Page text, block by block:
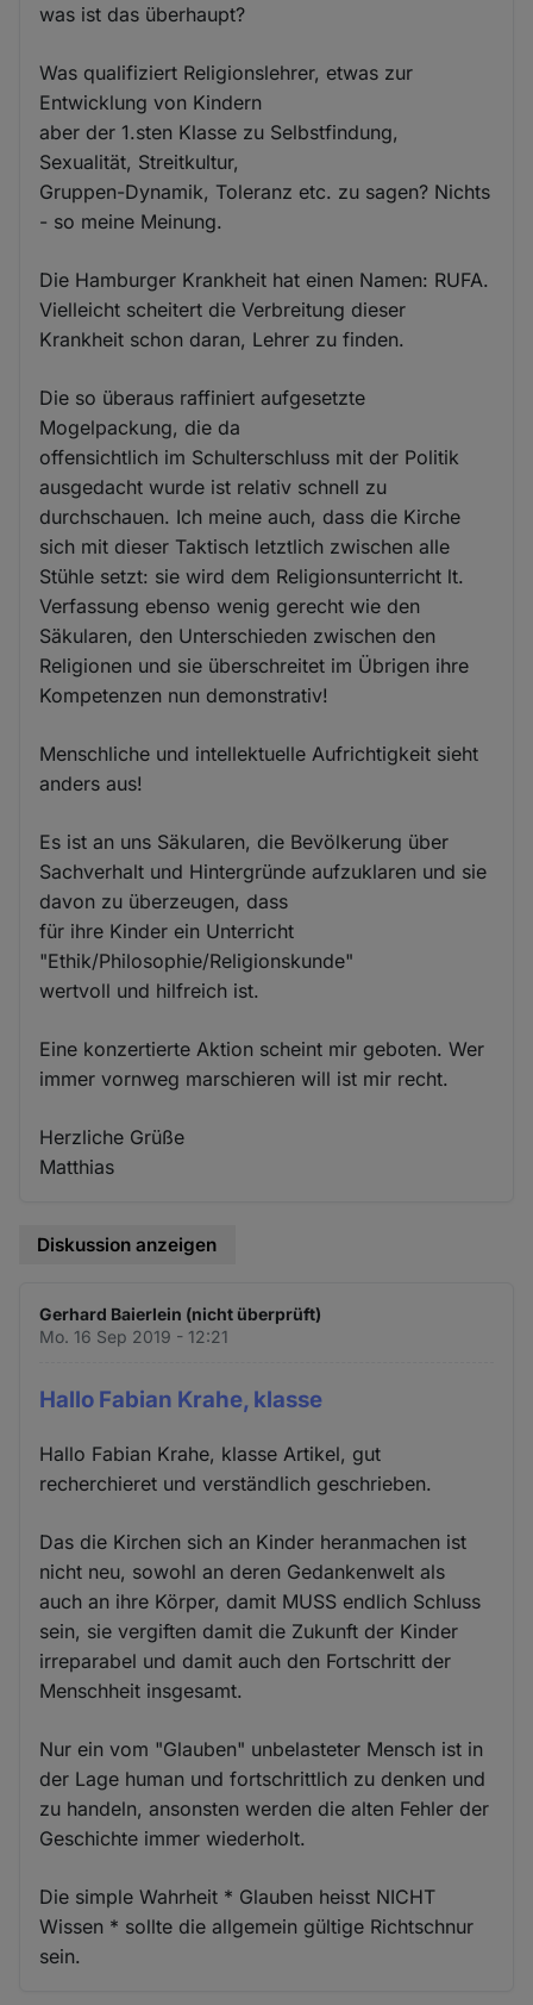
was ist das überhaupt?
Was qualifiziert Religionslehrer, etwas zur
Entwicklung von Kindern
aber der 1.sten Klasse zu Selbstfindung,
Sexualität, Streitkultur,
Gruppen-Dynamik, Toleranz etc. zu sagen? Nichts
- so meine Meinung.
Die Hamburger Krankheit hat einen Namen: RUFA.
Vielleicht scheitert die Verbreitung dieser
Krankheit schon daran, Lehrer zu finden.
Die so überaus raffiniert aufgesetzte
Mogelpackung, die da
offensichtlich im Schulterschluss mit der Politik
ausgedacht wurde ist relativ schnell zu
durchschauen. Ich meine auch, dass die Kirche
sich mit dieser Taktisch letztlich zwischen alle
Stühle setzt: sie wird dem Religionsunterricht lt.
Verfassung ebenso wenig gerecht wie den
Säkularen, den Unterschieden zwischen den
Religionen und sie überschreitet im Übrigen ihre
Kompetenzen nun demonstrativ!
Menschliche und intellektuelle Aufrichtigkeit sieht
anders aus!
Es ist an uns Säkularen, die Bevölkerung über
Sachverhalt und Hintergründe aufzuklaren und sie
davon zu überzeugen, dass
für ihre Kinder ein Unterricht
"Ethik/Philosophie/Religionskunde"
wertvoll und hilfreich ist.
Eine konzertierte Aktion scheint mir geboten. Wer
immer vornweg marschieren will ist mir recht.
Herzliche Grüße
Matthias
Diskussion anzeigen
Gerhard Baierlein (nicht überprüft)
Mo. 16 Sep 2019 - 12:21
Hallo Fabian Krahe, klasse
Hallo Fabian Krahe, klasse Artikel, gut
recherchieret und verständlich geschrieben.
Das die Kirchen sich an Kinder heranmachen ist
nicht neu, sowohl an deren Gedankenwelt als
auch an ihre Körper, damit MUSS endlich Schluss
sein, sie vergiften damit die Zukunft der Kinder
irreparabel und damit auch den Fortschritt der
Menschheit insgesamt.
Nur ein vom "Glauben" unbelasteter Mensch ist in
der Lage human und fortschrittlich zu denken und
zu handeln, ansonsten werden die alten Fehler der
Geschichte immer wiederholt.
Die simple Wahrheit * Glauben heisst NICHT
Wissen * sollte die allgemein gültige Richtschnur
sein.